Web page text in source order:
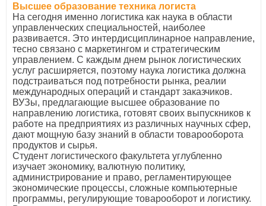
Высшее образование техника логиста
На сегодня именно логистика как наука в области
управленческих специальностей, наиболее
развивается. Это интердисциплинарное направление,
тесно связано с маркетингом и стратегическим
управлением. С каждым днем ​​рынок логистических
услуг расширяется, поэтому наука логистика должна
подстраиваться под потребности рынка, реалии
международных операций и стандарт заказчиков.
ВУЗы, предлагающие высшее образование по
направлению логистика, готовят своих выпускников к
работе на предприятиях из различных научных сфер,
дают мощную базу знаний в области товарооборота
продуктов и сырья.
Студент логистического факультета углубленно
изучает экономику, валютную политику,
администрирование и право, регламентирующее
экономические процессы, сложные компьютерные
программы, регулирующие товарооборот и логистику.